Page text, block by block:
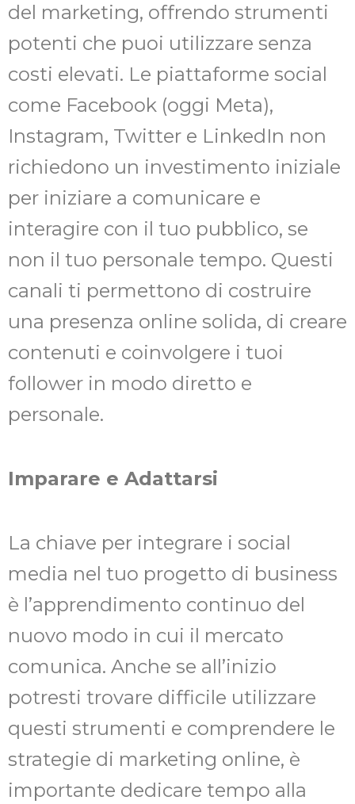
del marketing, offrendo strumenti
potenti che puoi utilizzare senza
costi elevati. Le piattaforme social
come Facebook (oggi Meta),
Instagram, Twitter e LinkedIn non
richiedono un investimento iniziale
per iniziare a comunicare e
interagire con il tuo pubblico, se
non il tuo personale tempo. Questi
canali ti permettono di costruire
una presenza online solida, di creare
contenuti e coinvolgere i tuoi
follower in modo diretto e
personale.
Imparare e Adattarsi
La chiave per integrare i social
media nel tuo progetto di business
è l’apprendimento continuo del
nuovo modo in cui il mercato
comunica. Anche se all’inizio
potresti trovare difficile utilizzare
questi strumenti e comprendere le
strategie di marketing online, è
importante dedicare tempo alla